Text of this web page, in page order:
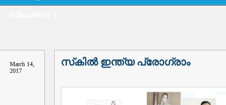
March 14,
2017
സ്‌കിൽ ഇന്ത്യ പ്രോഗ്രാം